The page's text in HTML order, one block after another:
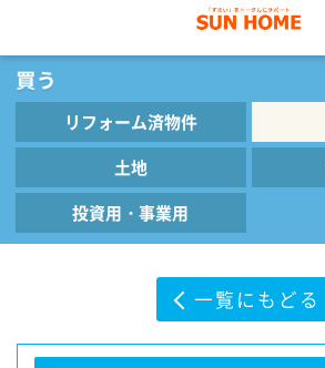
リフォーム済物件
土地
投資用・事業用
一覧にもどる